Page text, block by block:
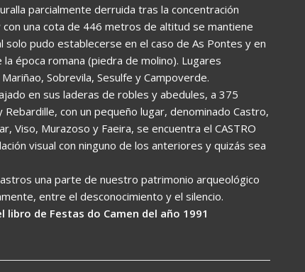
parcialmente derruida tras la concentración
una cota de 446 metros de altitud se mantiene
solo pudo establecerse en el caso de As Pontes y en
época romana (piedra de molino). Lugares
Sobrevila, Sesulfe y Campoverde.
en sus laderas de robles y abedules, a 375
con un pequeño lugar, denominado Castro,
Viso, Murazoso y Faeira, se encuentra el CASTRO
visual con ninguno de los anteriores y quizás sea
una parte de nuestro patrimonio arqueológico
entre el desconocimiento y el silencio.
de Festas do Camen del año 1991